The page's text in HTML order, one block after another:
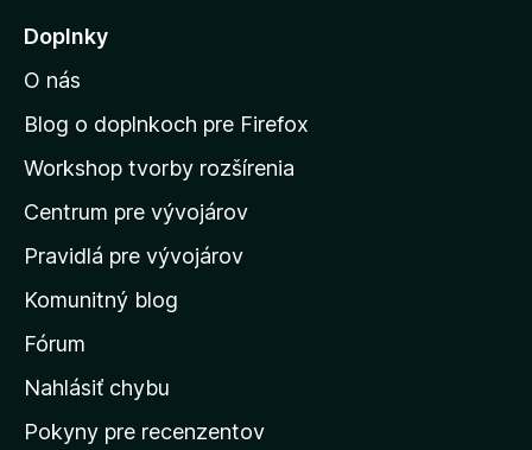
j
ť
n
d
o
m
v
s
k
s
Doplnky
O nás
Blog o doplnkoch pre Firefox
Workshop tvorby rozšírenia
Centrum pre vývojárov
Pravidlá pre vývojárov
Komunitný blog
Fórum
Nahlásiť chybu
Pokyny pre recenzentov